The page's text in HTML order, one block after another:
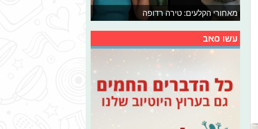
מאחורי הקלעים: טירה רדופה
עשו סאב